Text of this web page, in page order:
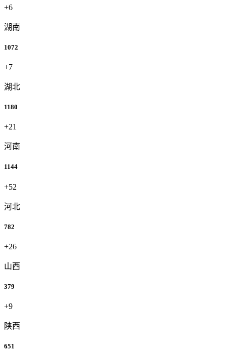
+6
湖南
1072
+7
湖北
1180
+21
河南
1144
+52
河北
782
+26
山西
379
+9
陕西
651